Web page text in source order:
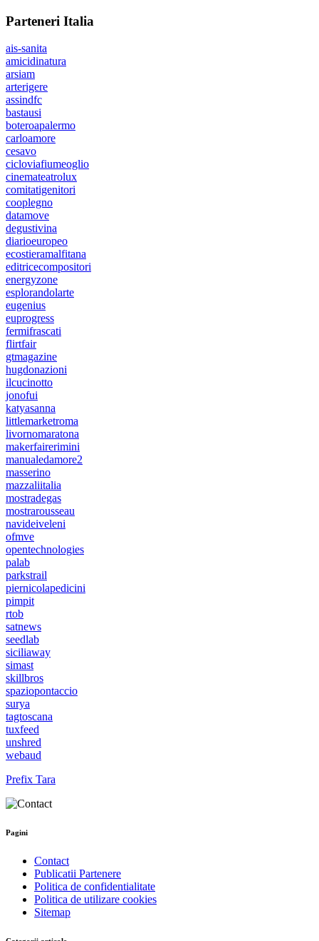
Parteneri Italia
ais-sanita
amicidinatura
arsiam
arterigere
assindfc
bastausi
boteroapalermo
carloamore
cesavo
cicloviafiumeoglio
cinemateatrolux
comitatigenitori
cooplegno
datamove
degustivina
diarioeuropeo
ecostieramalfitana
editricecompositori
energyzone
esplorandolarte
eugenius
euprogress
fermifrascati
flirtfair
gtmagazine
hugdonazioni
ilcucinotto
jonofui
katyasanna
littlemarketroma
livornomaratona
makerfairerimini
manualedamore2
masserino
mazzaliitalia
mostradegas
mostrarousseau
navideiveleni
ofmve
opentechnologies
palab
parkstrail
piernicolapedicini
pimpit
rtob
satnews
seedlab
siciliaway
simast
skillbros
spaziopontaccio
surya
tagtoscana
tuxfeed
unshred
webaud
Prefix Tara
Pagini
Contact
Publicatii Partenere
Politica de confidentialitate
Politica de utilizare cookies
Sitemap